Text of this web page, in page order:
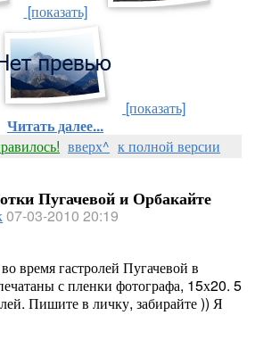
[показать]
[показать]
Читать далее...
вверх^ к полной версии
Пугачевой и Орбакайте
07-03-2010 20:19
время гастролей Пугачевой в
с пленки фотографа, 15х20. 5
Пишите в личку, забирайте )) Я